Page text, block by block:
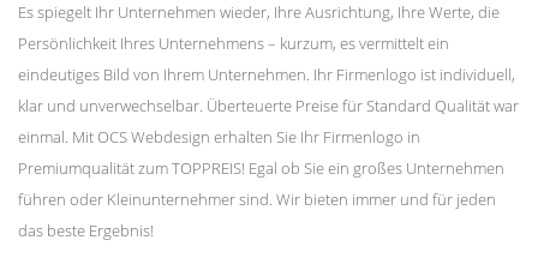
Es spiegelt Ihr Unternehmen wieder, Ihre Ausrichtung, Ihre Werte, die
Persönlichkeit Ihres Unternehmens – kurzum, es vermittelt ein
eindeutiges Bild von Ihrem Unternehmen. Ihr Firmenlogo ist individuell,
klar und unverwechselbar. Überteuerte Preise für Standard Qualität war
einmal. Mit OCS Webdesign erhalten Sie Ihr Firmenlogo in
Premiumqualität zum TOPPREIS! Egal ob Sie ein großes Unternehmen
führen oder Kleinunternehmer sind. Wir bieten immer und für jeden
das beste Ergebnis!